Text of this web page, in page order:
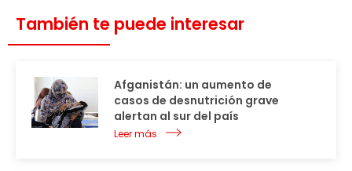
También te puede interesar
Afganistán: un aumento de
casos de desnutrición grave
alertan al sur del país
Leer más